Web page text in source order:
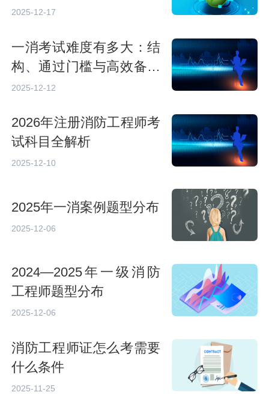
战
2025-12-17
一消考试难度有多大：结
构、通过门槛与高效备考
策略
2025-12-12
2026年注册消防工程师考
试科目全解析
2025-12-10
2025年一消案例题型分布
2025-12-06
2024—2025年一级消防
工程师题型分布
2025-12-06
消防工程师证怎么考需要
什么条件
2025-11-25